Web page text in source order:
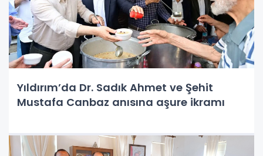
Yıldırım’da Dr. Sadık Ahmet ve Şehit
Mustafa Canbaz anısına aşure ikramı